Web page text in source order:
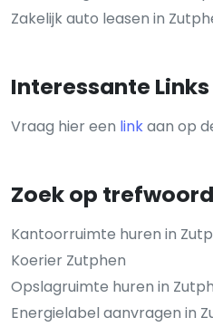
Zakelijk auto leasen in
Interessante Links
Vraag hier een linkaan op
Zoek op trefwoord
Kantoorruimte huren in
Koerier Zutphen
Opslagruimte huren in
Energielabel aanvragen in